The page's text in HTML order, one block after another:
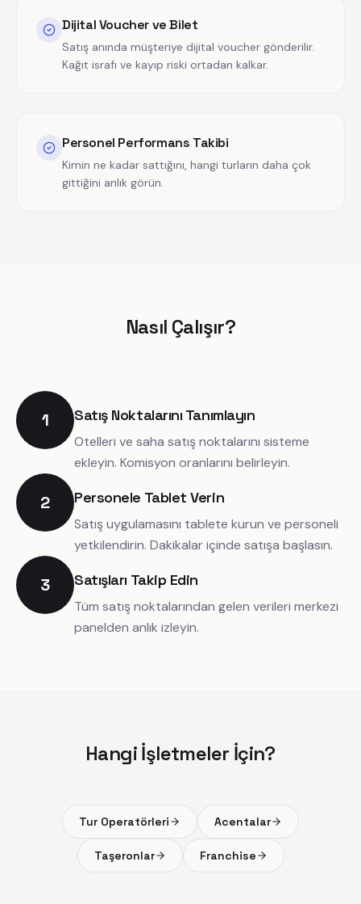
Dijital Voucher ve Bilet
Satış anında müşteriye dijital voucher gönderilir.
Kağıt israfı ve kayıp riski ortadan kalkar.
Personel Performans Takibi
Kimin ne kadar sattığını, hangi turların daha çok
gittiğini anlık görün.
Nasıl Çalışır?
1 Satış Noktalarını Tanımlayın
Otelleri ve saha satış noktalarını sisteme
ekleyin. Komisyon oranlarını belirleyin.
2 Personele Tablet Verin
Satış uygulamasını tablete kurun ve personeli
yetkilendirin. Dakikalar içinde satışa başlasın.
3 Satışları Takip Edin
Tüm satış noktalarından gelen verileri merkezi
panelden anlık izleyin.
Hangi İşletmeler İçin?
Tur Operatörleri Acentalar
Taşeronlar Franchise